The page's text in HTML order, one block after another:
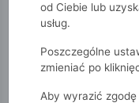
Monnari Zobacz
Koszule
KOSZULE
od Ciebie lub
usług.
Poszczególne
zmieniać po
Aby wyrazić